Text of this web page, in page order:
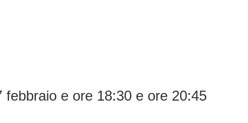
febbraio e ore 18:30 e ore 20:45